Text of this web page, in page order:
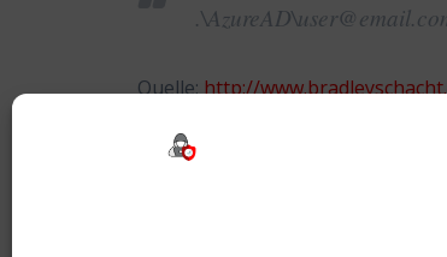
Quelle:http://